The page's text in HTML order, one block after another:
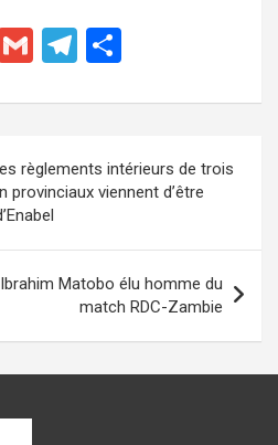
G
ail
T
e
a
ta
er
règlements intérieurs de trois
viennent d’être
Matobo élu homme du
match RDC-Zambie